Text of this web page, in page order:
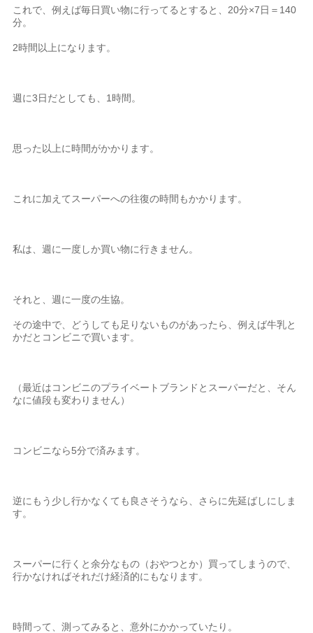
これで、例えば毎日買い物に行ってるとすると、20分×7日＝140
分。
2時間以上になります。
週に3日だとしても、1時間。
思った以上に時間がかかります。
これに加えてスーパーへの往復の時間もかかります。
私は、週に一度しか買い物に行きません。
それと、週に一度の生協。
その途中で、どうしても足りないものがあったら、例えば牛乳と
かだとコンビニで買います。
（最近はコンビニのプライベートブランドとスーパーだと、そん
なに値段も変わりません）
コンビニなら5分で済みます。
逆にもう少し行かなくても良さそうなら、さらに先延ばしにしま
す。
スーパーに行くと余分なもの（おやつとか）買ってしまうので、
行かなければそれだけ経済的にもなります。
時間って、測ってみると、意外にかかっていたり。